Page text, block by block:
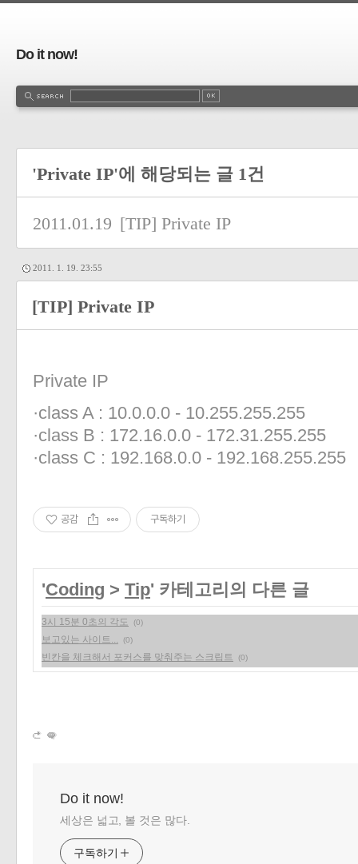
Do it now!
'Private IP'에 해당되는 글 1건
2011.01.19 [TIP] Private IP
2011. 1. 19. 23:55
[TIP] Private IP
Private IP
·class A : 10.0.0.0 - 10.255.255.255
·class B : 172.16.0.0 - 172.31.255.255
·class C : 192.168.0.0 - 192.168.255.255
공감 구독하기
'Coding > Tip' 카테고리의 다른 글
3시 15분 0초의 각도 (0)
보고있는 사이트... (0)
빈칸을 체크해서 포커스를 맞춰주는 스크립트 (0)
Do it now!
세상은 넓고, 볼 것은 많다.
구독하기